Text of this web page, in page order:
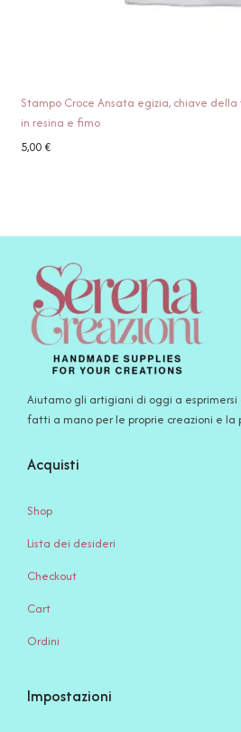
Stampo Croce Ansata egizia, chiave
in resina e fimo
5,00€
Aiutamo gli artigiani di oggi a
fatti a mano per le proprie creazioni e la
Acquisti
Shop
Lista dei desideri
Checkout
Cart
Ordini
Impostazioni